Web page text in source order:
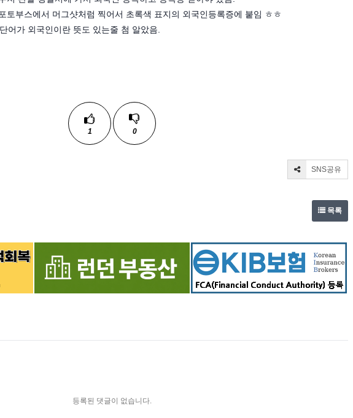
토부스에서 머그샷처럼 찍어서 초록색 표지의 외국인등록증에 붙임 ㅎㅎ
어가 외국인이란 뜻도 있는줄 첨 알았음.
1 0
SNS공유
목록
등록된 댓글이 없습니다.